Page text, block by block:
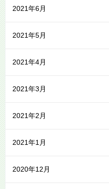
2021年6月
2021年5月
2021年4月
2021年3月
2021年2月
2021年1月
2020年12月